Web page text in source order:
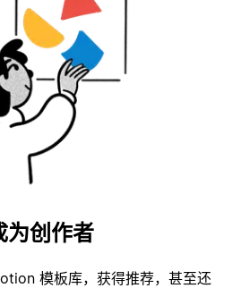
为创作者
模板库，获得推荐，甚至还